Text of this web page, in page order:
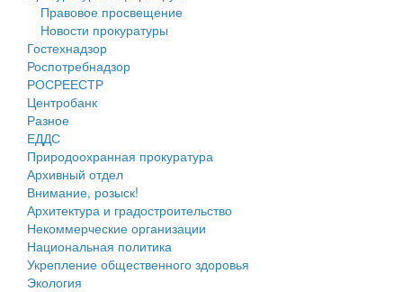
Проекты планировки территории
Собрание депутатов
Городское поселение
Сельские поселения
Правовое просвещение
Новости прокуратуры
Гостехнадзор
Роспотребнадзор
РОСРЕЕСТР
Центробанк
Разное
ЕДДС
Природоохранная прокуратура
Архивный отдел
Внимание, розыск!
Архитектура и градостроительство
Некоммерческие организации
Национальная политика
Укрепление общественного здоровья
Экология